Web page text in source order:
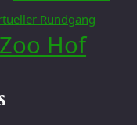
Rundgang
Zoo Hof